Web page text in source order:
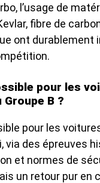
l’usage de
fibre de
ont durablement
pour les
B ?
pour les
via des épreuves
et normes de
un retour pur en